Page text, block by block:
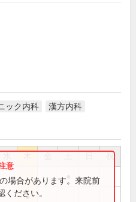
ック内科 漢方内科
祝
●
場合があります。来院前
ださい。